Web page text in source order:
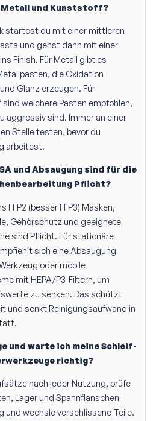
Metall und Kunststoff?
startest du mit einer mittleren
und gehst dann mit einer
Finish. Für Metall gibt es
die Oxidation
Glanz erzeugen. Für
weichere Pasten empfohlen,
aggressiv sind. Immer an einer
Stelle testen, bevor du
arbeitest.
und Absaugung sind für die
Pflicht?
FFP2 (besser FFP3) Masken,
Gehörschutz und geeignete
sind Pflicht. Für stationäre
sich eine Absaugung
oder mobile
mit HEPA/P3-Filtern, um
zu senken. Das schützt
und senkt Reinigungsaufwand in
und warte ich meine Schleif-
richtig?
nach jeder Nutzung, prüfe
Lager und Spannflanschen
und wechsle verschlissene Teile.